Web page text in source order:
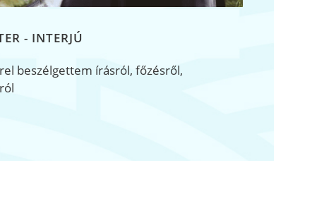
- INTERJÚ
beszélgettem írásról, főzésről,